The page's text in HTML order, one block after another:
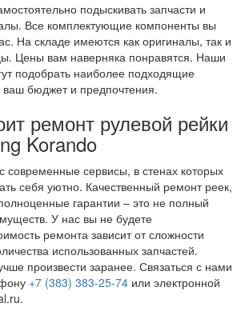
подыскивать запчасти и
Все комплектующие компоненты вы
На складе имеются как оригиналы, так и
Цены вам наверняка понравятся. Наши
подобрать наиболее подходящие
ваш бюджет и предпочтения.
ремонт рулевой рейки
Korando
современные сервисы, в стенах которых
себя уютно. Качественный ремонт реек,
гарантии – это не полный
У нас вы не будете
ремонта зависит от сложности
использованных запчастей.
произвести заранее. Связаться с нами
+7 (383) 383-25-74 или электронной